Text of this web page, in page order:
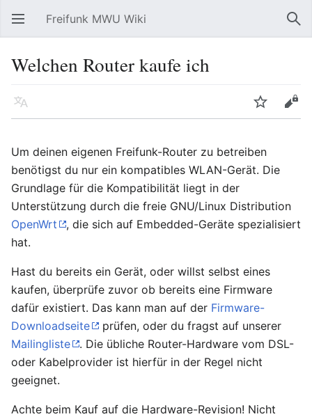
Hauptmenü öffnen Freifunk MWU Wiki
Welchen Router kaufe ich
Sprache Beobachten Bearbeiten
Um deinen eigenen Freifunk-Router zu betreiben
benötigst du nur ein kompatibles WLAN-Gerät. Die
Grundlage für die Kompatibilität liegt in der
Unterstützung durch die freie GNU/Linux Distribution
OpenWrt
, die sich auf Embedded-Geräte spezialisiert
hat.
Hast du bereits ein Gerät, oder willst selbst eines
kaufen, überprüfe zuvor ob bereits eine Firmware
dafür existiert. Das kann man auf der Firmware-
Downloadseite
prüfen, oder du fragst auf unserer
Mailingliste
. Die übliche Router-Hardware vom DSL-
oder Kabelprovider ist hierfür in der Regel nicht
geeignet.
Achte beim Kauf auf die Hardware-Revision! Nicht